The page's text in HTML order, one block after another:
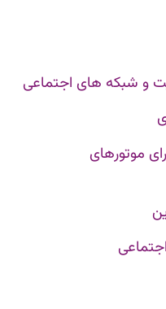
و شبکه های اجتماعی
موتورهای